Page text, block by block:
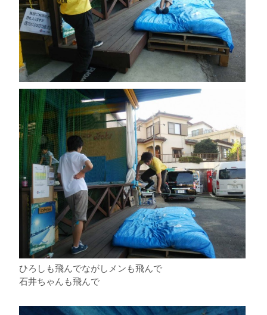
ひろしも飛んでながしメンも飛んで
石井ちゃんも飛んで